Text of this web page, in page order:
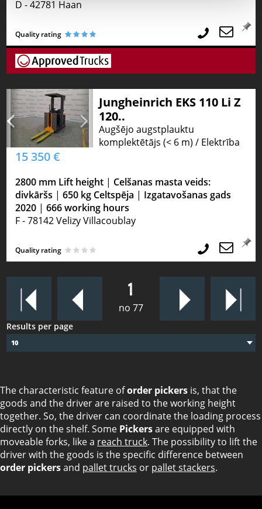
D - 42781 Haan
Quality rating
Jungheinrich EKS 110 Li Z
120..
Augšējo augstplauktu
komplektētājs (< 6 m) / Elektrība
15 350 €
2800 mm Lift height | Celšanas masta veids:
divkāršs | 650 kg Celtspēja | Izgatavošanas gads
2020 | 666 working hours
F - 78142 Velizy Villacoublay
Quality rating
1
no 77
Results per page
10
The characteristic feature oforder pickers is, that the
goods and the driver are raised to the working height
together. So, the driver can coordinate the loading process
directly on the shelf. Some Pickersare equipped with
moveable forks, like a reach truck. The possibility to lift the
driver with the goods is the specific difference between
order pickersand pallet trucks or pallet stackers.